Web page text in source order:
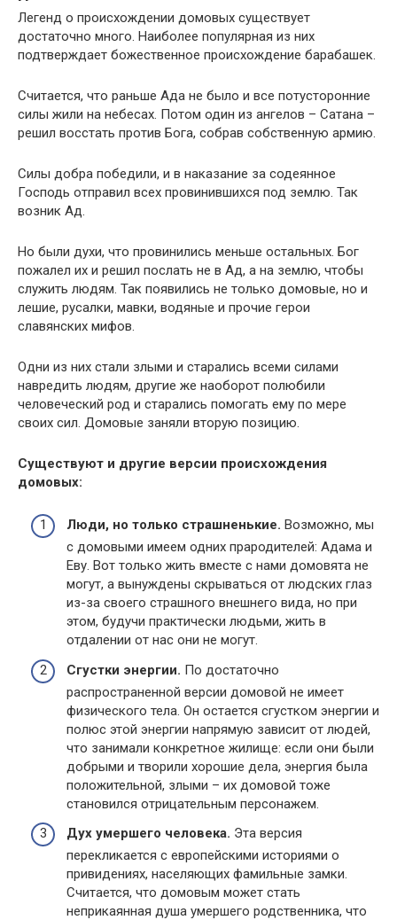
Легенд о происхождении домовых существует
достаточно много. Наиболее популярная из них
подтверждает божественное происхождение барабашек.
Считается, что раньше Ада не было и все потусторонние
силы жили на небесах. Потом один из ангелов – Сатана –
решил восстать против Бога, собрав собственную армию.
Силы добра победили, и в наказание за содеянное
Господь отправил всех провинившихся под землю. Так
возник Ад.
Но были духи, что провинились меньше остальных. Бог
пожалел их и решил послать не в Ад, а на землю, чтобы
служить людям. Так появились не только домовые, но и
лешие, русалки, мавки, водяные и прочие герои
славянских мифов.
Одни из них стали злыми и старались всеми силами
навредить людям, другие же наоборот полюбили
человеческий род и старались помогать ему по мере
своих сил. Домовые заняли вторую позицию.
Существуют и другие версии происхождения
домовых:
Люди, но только страшненькие. Возможно, мы
с домовыми имеем одних прародителей: Адама и
Еву. Вот только жить вместе с нами домовята не
могут, а вынуждены скрываться от людских глаз
из-за своего страшного внешнего вида, но при
этом, будучи практически людьми, жить в
отдалении от нас они не могут.
Сгустки энергии. По достаточно
распространенной версии домовой не имеет
физического тела. Он остается сгустком энергии и
полюс этой энергии напрямую зависит от людей,
что занимали конкретное жилище: если они были
добрыми и творили хорошие дела, энергия была
положительной, злыми – их домовой тоже
становился отрицательным персонажем.
Дух умершего человека. Эта версия
перекликается с европейскими историями о
привидениях, населяющих фамильные замки.
Считается, что домовым может стать
неприкаянная душа умершего родственника, что